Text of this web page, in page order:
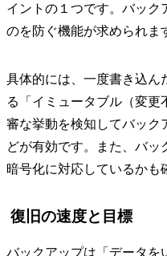
イントの１つです。バック
のを防ぐ機能が求められま
具体的には、一度書き込ん
る「イミュータブル（変更
審な挙動を検知してバック
どが有効です。また、バ
暗号化に対応しているかも
復旧の速度と目標
バックアップは「データを